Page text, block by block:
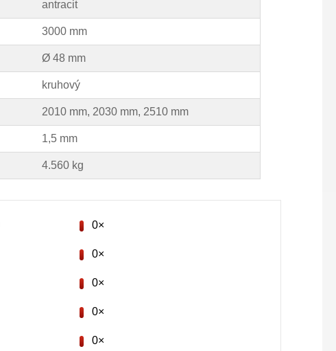
antracit
3000 mm
Ø 48 mm
kruhový
2010 mm, 2030 mm, 2510 mm
1,5 mm
4.560 kg
0×
0×
0×
0×
0×